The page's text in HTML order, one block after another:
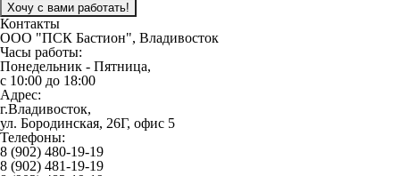
Контакты
ООО "ПСК Бастион", Владивосток
Часы работы:
Понедельник - Пятница,
с 10:00 до 18:00
Адрес:
г.Владивосток,
ул. Бородинская, 26Г, офис 5
Телефоны:
8 (902) 480-19-19
8 (902) 481-19-19